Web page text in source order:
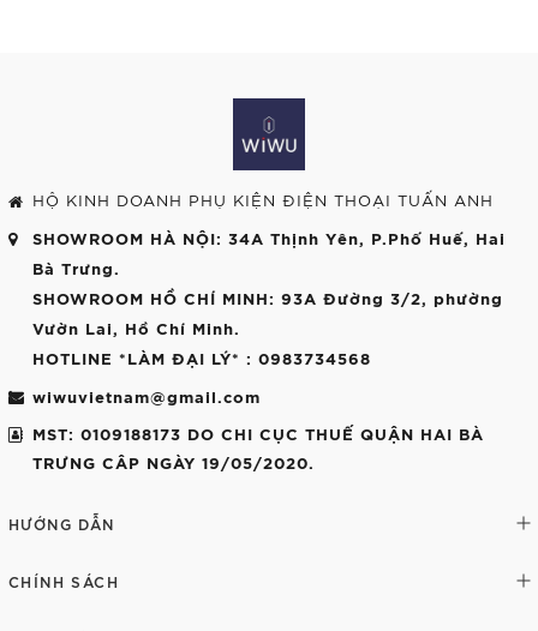
HỘ KINH DOANH PHỤ KIỆN ĐIỆN THOẠI TUẤN ANH
SHOWROOM HÀ NỘI: 34A Thịnh Yên, P.Phố Huế, Hai
Bà Trưng.
SHOWROOM HỒ CHÍ MINH: 93A Đường 3/2, phường
Vườn Lai, Hồ Chí Minh.
HOTLINE *LÀM ĐẠI LÝ* : 0983734568
wiwuvietnam@gmail.com
MST: 0109188173 DO CHI CỤC THUẾ QUẬN HAI BÀ
TRƯNG CÂP NGÀY 19/05/2020.
HƯỚNG DẪN
CHÍNH SÁCH